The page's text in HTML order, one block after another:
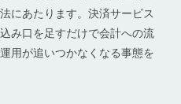
にあたります。決済サービス
み口を足すだけで会計への流
用が追いつかなくなる事態を